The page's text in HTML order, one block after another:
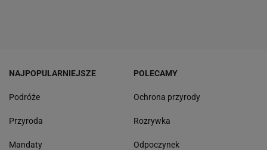
NAJPOPULARNIEJSZE
Podróże
Przyroda
Mandaty
POLECAMY
Ochrona przyrody
Rozrywka
Odpoczynek